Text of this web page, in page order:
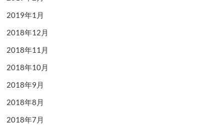
2019年1月
2018年12月
2018年11月
2018年10月
2018年9月
2018年8月
2018年7月